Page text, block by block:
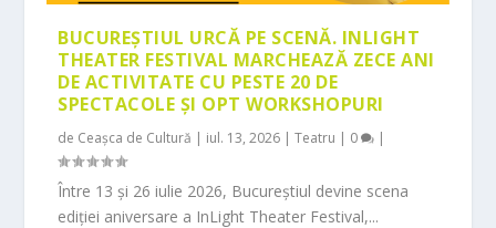
BUCUREȘTIUL URCĂ PE SCENĂ. INLIGHT
THEATER FESTIVAL MARCHEAZĂ ZECE ANI
DE ACTIVITATE CU PESTE 20 DE
SPECTACOLE ȘI OPT WORKSHOPURI
de Ceașca de Cultură | iul. 13, 2026 |Teatru | 0 |
Între 13 și 26 iulie 2026, Bucureștiul devine scena
ediției aniversare a InLight Theater Festival,...